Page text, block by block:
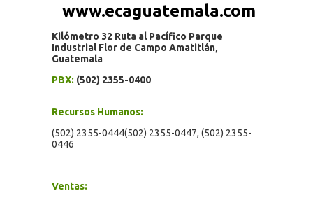
www.ecaguatemala.com
Kilómetro 32 Ruta al Pacífico Parque
Industrial Flor de Campo Amatitlán,
Guatemala
PBX: (502) 2355-0400
Recursos Humanos:
(502) 2355-0444(502) 2355-0447, (502) 2355-
0446
Ventas: